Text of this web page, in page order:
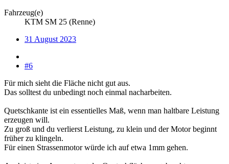
Fahrzeug(e)
KTM SM 25 (Renne)
31 August 2023
#6
Für mich sieht die Fläche nicht gut aus.
Das solltest du unbedingt noch einmal nacharbeiten.
Quetschkante ist ein essentielles Maß, wenn man haltbare Leistung
erzeugen will.
Zu groß und du verlierst Leistung, zu klein und der Motor beginnt
früher zu klingeln.
Für einen Strassenmotor würde ich auf etwa 1mm gehen.